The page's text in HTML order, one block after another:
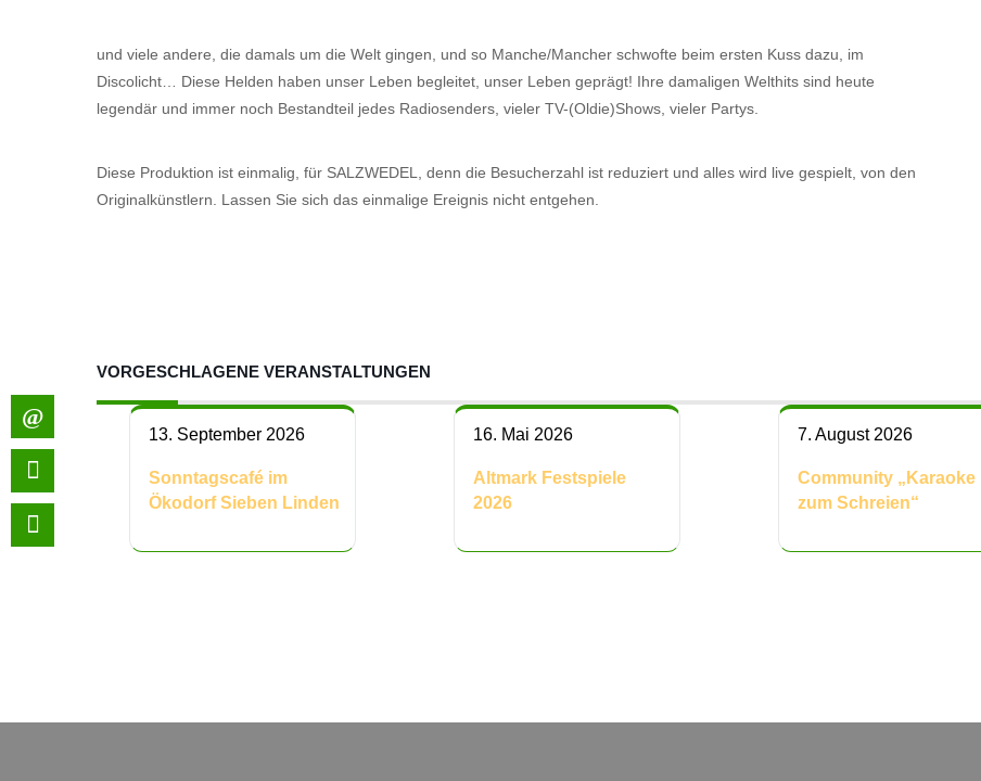
und viele andere, die damals um die Welt gingen, und so Manche/Mancher schwofte beim ersten Kuss dazu, im
Discolicht… Diese Helden haben unser Leben begleitet, unser Leben geprägt! Ihre damaligen Welthits sind heute
legendär und immer noch Bestandteil jedes Radiosenders, vieler TV-(Oldie)Shows, vieler Partys.
Diese Produktion ist einmalig, für SALZWEDEL, denn die Besucherzahl ist reduziert und alles wird live gespielt, von den
Originalkünstlern. Lassen Sie sich das einmalige Ereignis nicht entgehen.
VORGESCHLAGENE VERANSTALTUNGEN
13. September 2026
Sonntagscafé im
Ökodorf Sieben Linden
16. Mai 2026
Altmark Festspiele
2026
7. August 2026
Community „Karaoke
zum Schreien“